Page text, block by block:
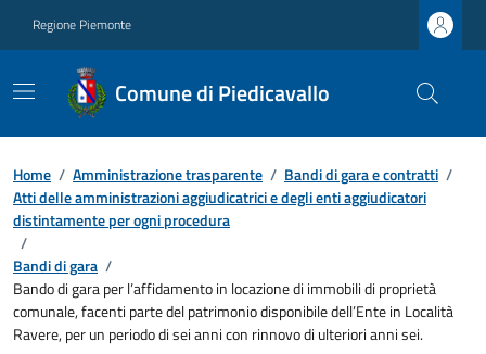
Regione Piemonte
Comune di Piedicavallo
Home / Amministrazione trasparente / Bandi di gara e contratti /
Atti delle amministrazioni aggiudicatrici e degli enti aggiudicatori
distintamente per ogni procedura
/
Bandi di gara /
Bando di gara per l’affidamento in locazione di immobili di proprietà
comunale, facenti parte del patrimonio disponibile dell’Ente in Località
Ravere, per un periodo di sei anni con rinnovo di ulteriori anni sei.